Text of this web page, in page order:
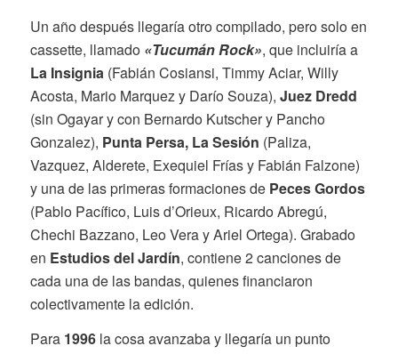
Un año después llegaría otro compilado, pero solo en
cassette, llamado «Tucumán Rock», que incluiría a
La Insignia (Fabián Cosiansi, Timmy Aciar, Willy
Acosta, Mario Marquez y Darío Souza), Juez Dredd
(sin Ogayar y con Bernardo Kutscher y Pancho
Gonzalez), Punta Persa, La Sesión (Paliza,
Vazquez, Alderete, Exequiel Frías y Fabián Falzone)
y una de las primeras formaciones de Peces Gordos
(Pablo Pacífico, Luis d’Orieux, Ricardo Abregú,
Chechi Bazzano, Leo Vera y Ariel Ortega). Grabado
en Estudios del Jardín, contiene 2 canciones de
cada una de las bandas, quienes financiaron
colectivamente la edición.
Para 1996la cosa avanzaba y llegaría un punto